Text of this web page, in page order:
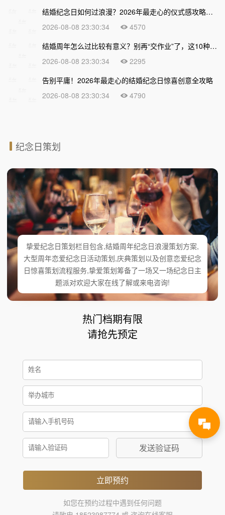
结婚纪念日如何过浪漫？2026年最走心的仪式感攻略，让爱情越久越甜
2026-08-08 23:30:34
4570
结婚周年怎么过比较有意义？别再“交作业”了，这10种走心过法让爱情越久越浓
2026-08-08 23:30:34
2295
告别平庸！2026年最走心的结婚纪念日惊喜创意全攻略
2026-08-08 23:30:34
4790
纪念日策划
挚爱纪念日策划栏目包含,结婚周年纪念日浪漫策划方案,
大型周年恋爱纪念日活动策划,庆典策划以及创意恋爱纪念
日惊喜策划流程服务,挚爱策划筹备了一场又一场纪念日主
题派对欢迎大家在线了解或来电咨询!
热门档期有限
请抢先预定
发送验证码
立即预约
如您在预约过程中遇到任何问题